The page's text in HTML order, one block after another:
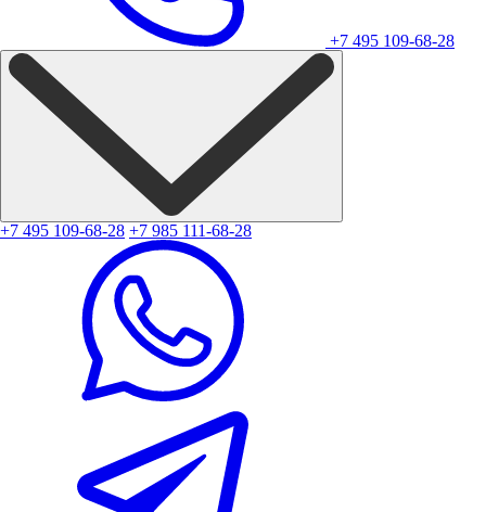
+7 495 109-68-28
+7 495 109-68-28 +7 985 111-68-28